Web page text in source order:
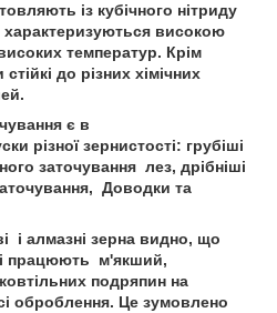
із кубічного нітриду
високою
температур. Крім
до різних хімічних
є в
різної зернистості: грубіші
заточування лез, дрібніші
Доводки та
алмазні зерна видно, що
працюють м'якший,
подряпин на
оброблення. Це зумовлено